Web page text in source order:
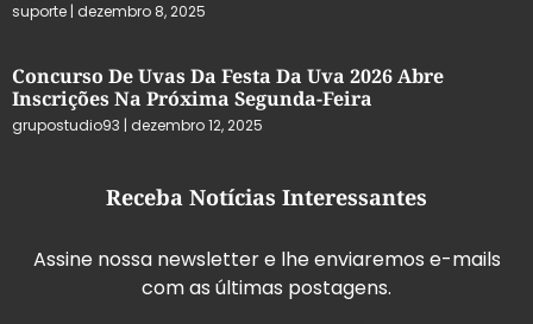
suporte dezembro 8, 2025
Concurso De Uvas Da Festa Da Uva 2026 Abre
Inscrições Na Próxima Segunda-Feira
grupostudio93 dezembro 12, 2025
Receba Notícias Interessantes
Assine nossa newsletter e lhe enviaremos e-mails
com as últimas postagens.